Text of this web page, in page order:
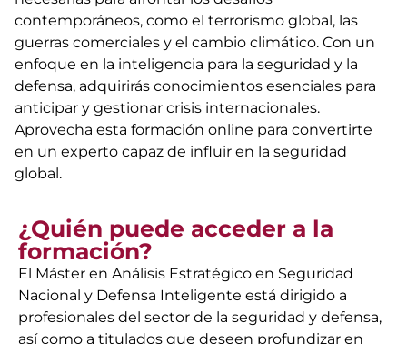
contemporáneos, como el terrorismo global, las
guerras comerciales y el cambio climático. Con un
enfoque en la inteligencia para la seguridad y la
defensa, adquirirás conocimientos esenciales para
anticipar y gestionar crisis internacionales.
Aprovecha esta formación online para convertirte
en un experto capaz de influir en la seguridad
global.
¿Quién puede acceder a la
formación?
El Máster en Análisis Estratégico en Seguridad
Nacional y Defensa Inteligente está dirigido a
profesionales del sector de la seguridad y defensa,
así como a titulados que deseen profundizar en